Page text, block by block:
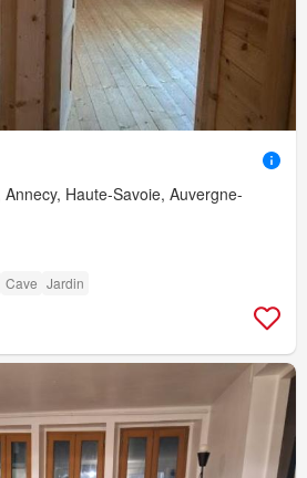
Haute-Savoie, Auvergne-
Cave Jardin